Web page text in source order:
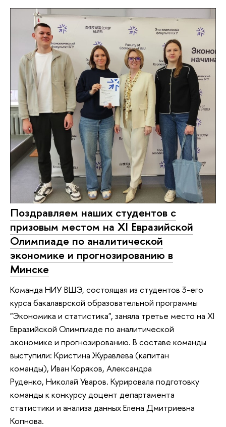
Поздравляем наших студентов с
призовым местом на XI Евразийской
Олимпиаде по аналитической
экономике и прогнозированию в
Минске
Команда НИУ ВШЭ, состоящая из студентов 3-его
курса бакалаврской образовательной программы
"Экономика и статистика", заняла третье место на XI
Евразийской Олимпиаде по аналитической
экономике и прогнозированию. В составе команды
выступили: Кристина Журавлева (капитан
команды), Иван Коряков, Александра
Руденко, Николай Уваров. Курировала подготовку
команды к конкурсу доцент департамента
статистики и анализа данных Елена Дмитриевна
Копнова.